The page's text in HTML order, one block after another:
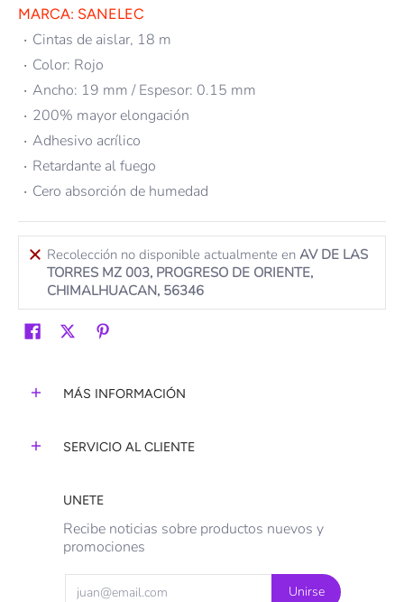
MARCA: SANELEC
Cintas de aislar, 18 m
Color: Rojo
Ancho: 19 mm / Espesor: 0.15 mm
200% mayor elongación
Adhesivo acrílico
Retardante al fuego
Cero absorción de humedad
Recolección no disponible actualmente en AV DE LAS
TORRES MZ 003, PROGRESO DE ORIENTE,
CHIMALHUACAN, 56346
MÁS INFORMACIÓN
SERVICIO AL CLIENTE
UNETE
Recibe noticias sobre productos nuevos y
promociones
Unirse